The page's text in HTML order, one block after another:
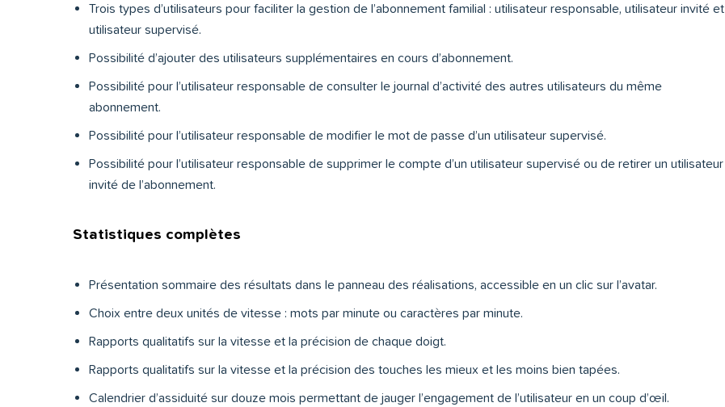
Trois types d’utilisateurs pour faciliter la gestion de l’abonnement familial : utilisateur responsable, utilisateur invité et
utilisateur supervisé.
Possibilité d’ajouter des utilisateurs supplémentaires en cours d’abonnement.
Possibilité pour l’utilisateur responsable de consulter le journal d’activité des autres utilisateurs du même
abonnement.
Possibilité pour l’utilisateur responsable de modifier le mot de passe d’un utilisateur supervisé.
Possibilité pour l’utilisateur responsable de supprimer le compte d’un utilisateur supervisé ou de retirer un utilisateur
invité de l’abonnement.
Statistiques complètes
Présentation sommaire des résultats dans le panneau des réalisations, accessible en un clic sur l’avatar.
Choix entre deux unités de vitesse : mots par minute ou caractères par minute.
Rapports qualitatifs sur la vitesse et la précision de chaque doigt.
Rapports qualitatifs sur la vitesse et la précision des touches les mieux et les moins bien tapées.
Calendrier d’assiduité sur douze mois permettant de jauger l’engagement de l’utilisateur en un coup d’œil.